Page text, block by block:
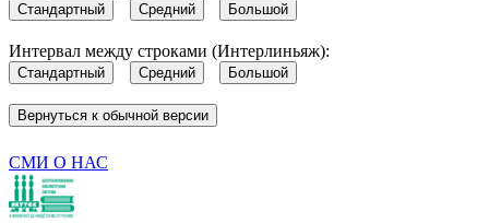
Стандартный Средний Большой
Интервал между строками (Интерлиньяж):
Стандартный Средний Большой
Вернуться к обычной версии
СМИ О НАС